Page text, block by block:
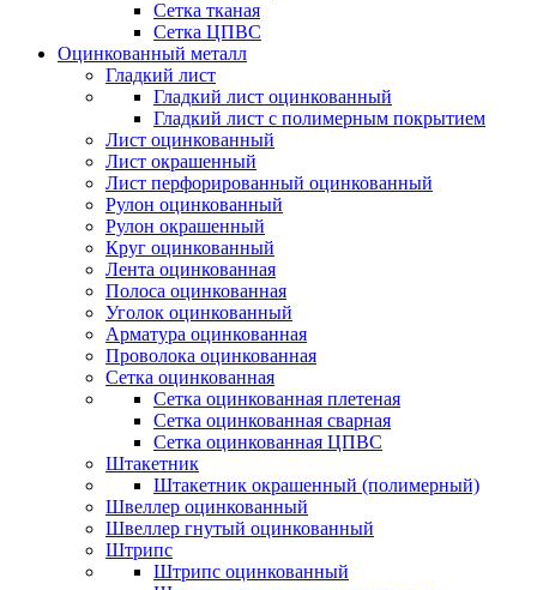
Сетка тканая
Сетка ЦПВС
Оцинкованный металл
Гладкий лист
Гладкий лист оцинкованный
Гладкий лист с полимерным покрытием
Лист оцинкованный
Лист окрашенный
Лист перфорированный оцинкованный
Рулон оцинкованный
Рулон окрашенный
Круг оцинкованный
Лента оцинкованная
Полоса оцинкованная
Уголок оцинкованный
Арматура оцинкованная
Проволока оцинкованная
Сетка оцинкованная
Сетка оцинкованная плетеная
Сетка оцинкованная сварная
Сетка оцинкованная ЦПВС
Штакетник
Штакетник окрашенный (полимерный)
Швеллер оцинкованный
Швеллер гнутый оцинкованный
Штрипс
Штрипс оцинкованный